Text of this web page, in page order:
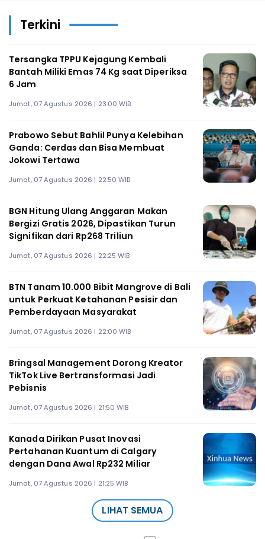
Terkini
Tersangka TPPU Kejagung Kembali
Bantah Miliki Emas 74 Kg saat Diperiksa
6 Jam
Jumat, 07 Agustus 2026 | 23:00 WIB
Prabowo Sebut Bahlil Punya Kelebihan
Ganda: Cerdas dan Bisa Membuat
Jokowi Tertawa
Jumat, 07 Agustus 2026 | 22:50 WIB
BGN Hitung Ulang Anggaran Makan
Bergizi Gratis 2026, Dipastikan Turun
Signifikan dari Rp268 Triliun
Jumat, 07 Agustus 2026 | 22:25 WIB
BTN Tanam 10.000 Bibit Mangrove di Bali
untuk Perkuat Ketahanan Pesisir dan
Pemberdayaan Masyarakat
Jumat, 07 Agustus 2026 | 22:00 WIB
Bringsal Management Dorong Kreator
TikTok Live Bertransformasi Jadi
Pebisnis
Jumat, 07 Agustus 2026 | 21:50 WIB
Kanada Dirikan Pusat Inovasi
Pertahanan Kuantum di Calgary
dengan Dana Awal Rp232 Miliar
Jumat, 07 Agustus 2026 | 21:25 WIB
LIHAT SEMUA